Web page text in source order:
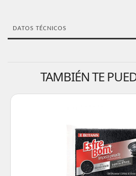
DATOS TÉCNICOS
TAMBIÉN TE